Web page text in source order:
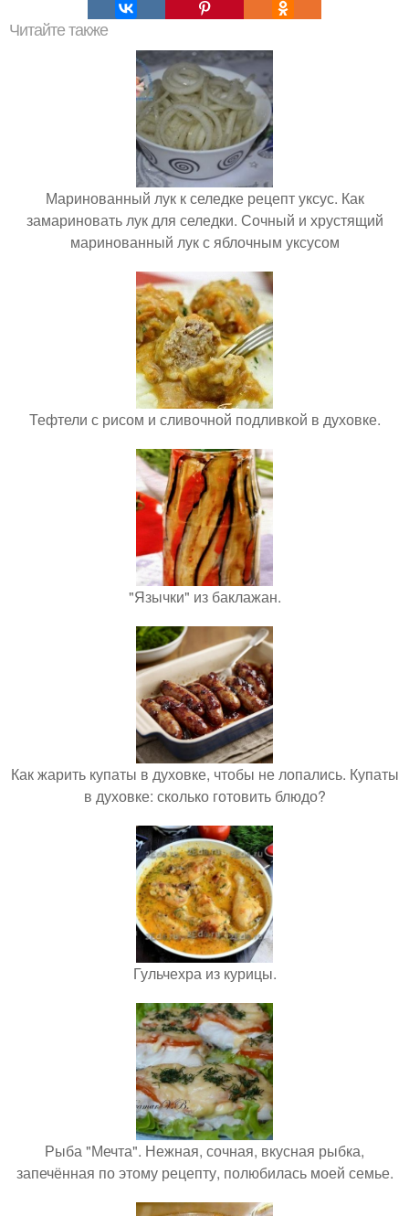
Читайте также
Маринованный лук к селедке рецепт уксус. Как
замариновать лук для селедки. Сочный и хрустящий
маринованный лук с яблочным уксусом
Тефтели с рисом и сливочной подливкой в духовке.
"Язычки" из баклажан.
Как жарить купаты в духовке, чтобы не лопались. Купаты
в духовке: сколько готовить блюдо?
Гульчехра из курицы.
Рыба "Мечта". Нежная, сочная, вкусная рыбка,
запечённая по этому рецепту, полюбилась моей семье.